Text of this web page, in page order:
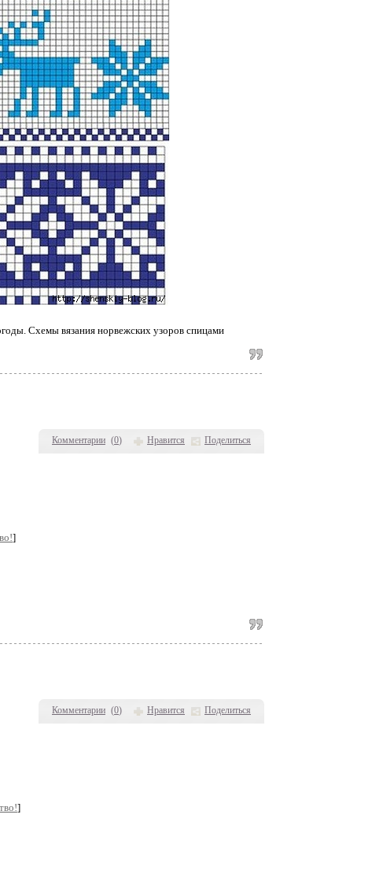
Комментарии (0) Нравится Поделиться
Схемы вязания норвежских узоров спицами
Комментарии (0) Нравится Поделиться
]
]